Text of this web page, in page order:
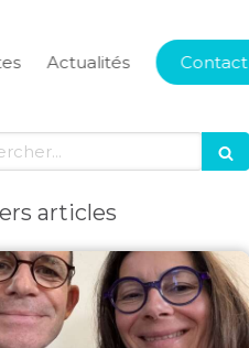
Actualités Contact
articles